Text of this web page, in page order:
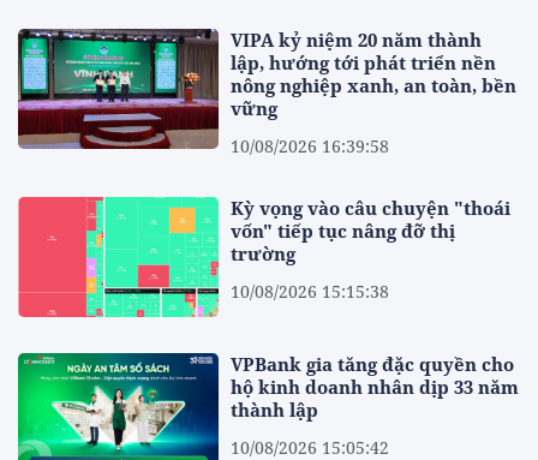
VIPA kỷ niệm 20 năm thành
lập, hướng tới phát triển nền
nông nghiệp xanh, an toàn, bền
vững
10/08/2026 16:39:58
Kỳ vọng vào câu chuyện "thoái
vốn" tiếp tục nâng đỡ thị
trường
10/08/2026 15:15:38
VPBank gia tăng đặc quyền cho
hộ kinh doanh nhân dịp 33 năm
thành lập
10/08/2026 15:05:42